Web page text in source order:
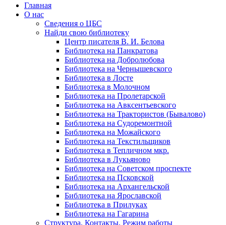
Главная
О нас
Сведения о ЦБС
Найди свою библиотеку
Центр писателя В. И. Белова
Библиотека на Панкратова
Библиотека на Добролюбова
Библиотека на Чернышевского
Библиотека в Лосте
Библиотека в Молочном
Библиотека на Пролетарской
Библиотека на Авксентьевского
Библиотека на Трактористов (Бывалово)
Библиотека на Судоремонтной
Библиотека на Можайского
Библиотека на Текстильщиков
Библиотека в Тепличном мкр.
Библиотека в Лукьяново
Библиотека на Советском проспекте
Библиотека на Псковской
Библиотека на Архангельской
Библиотека на Ярославской
Библиотека в Прилуках
Библиотека на Гагарина
Структура. Контакты. Режим работы